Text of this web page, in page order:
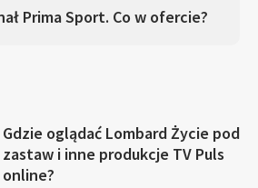
Prima Sport. Co w ofercie?
Gdzie oglądać Lombard Życie pod
zastaw i inne produkcje TV Puls
online?